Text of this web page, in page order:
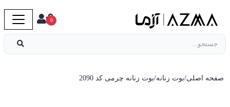
0
صفحه اصلی/بوت زنانه/بوت زنانه چرمی کد 2090